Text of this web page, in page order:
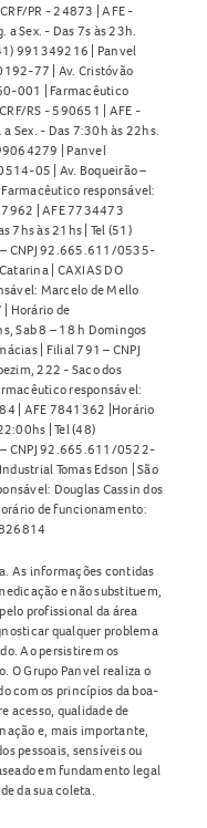
PR - 24873 | AFE -
Sex. - Das 7s às 23h.
991349216 | Panvel
77 | Av. Cristóvão
001 | Farmacêutico
RS - 590651 | AFE -
Sex. - Das 7:30h às 22hs.
| Panvel
05 | Av. Boqueirão –
responsável:
7962 | AFE 7734473
7hs às 21hs | Tel (51)
CNPJ 92.665.611/0535-
| CAXIAS DO
Marcelo de Mello
Horário de
Sab 8 – 18 h Domingos
| Filial 791 – CNPJ
222 - Saco dos
responsável:
| AFE 7841362 |Horário
| Tel (48)
CNPJ 92.665.611/0522-
Tomas Edson | São
Douglas Cassin dos
de funcionamento:
As informações contidas
e não substituem,
profissional da área
qualquer problema
Ao persistirem os
O Grupo Panvel realiza o
com os princípios da boa-
acesso, qualidade de
e, mais importante,
pessoais, sensíveis ou
em fundamento legal
da sua coleta.